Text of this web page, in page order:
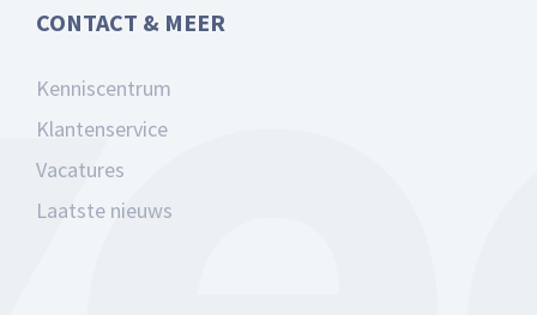
CONTACT & MEER
Kenniscentrum
Klantenservice
Vacatures
Laatste nieuws